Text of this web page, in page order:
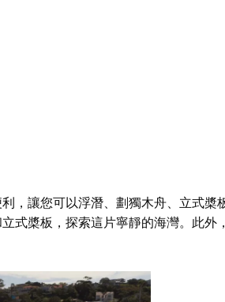
，讓您可以浮潛、劃獨木舟、立式槳
式槳板，探索這片寧靜的海灣。此外